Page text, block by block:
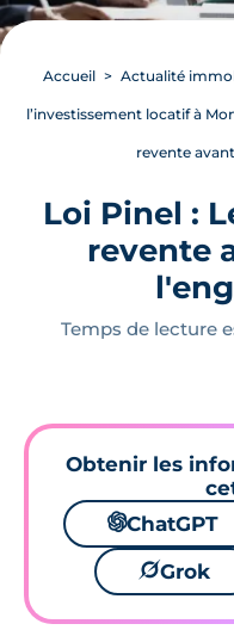
Accueil Actualité
l’investissement locatif à
revente
Loi Pinel :
revente
Temps de lecture
Obtenir les
🌌ChatGPT
🪐Grok